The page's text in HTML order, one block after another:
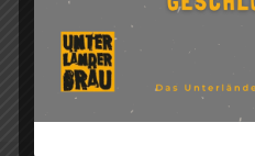
finanziellen
erfasst und